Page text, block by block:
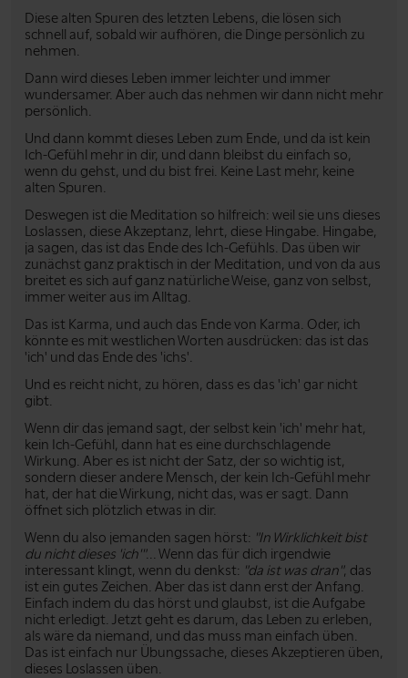
Diese alten Spuren des letzten Lebens, die lösen sich
schnell auf, sobald wir aufhören, die Dinge persönlich zu
nehmen.
Dann wird dieses Leben immer leichter und immer
wundersamer. Aber auch das nehmen wir dann nicht mehr
persönlich.
Und dann kommt dieses Leben zum Ende, und da ist kein
Ich-Gefühl mehr in dir, und dann bleibst du einfach so,
wenn du gehst, und du bist frei. Keine Last mehr, keine
alten Spuren.
Deswegen ist die Meditation so hilfreich: weil sie uns dieses
Loslassen, diese Akzeptanz, lehrt, diese Hingabe. Hingabe,
ja sagen, das ist das Ende des Ich-Gefühls. Das üben wir
zunächst ganz praktisch in der Meditation, und von da aus
breitet es sich auf ganz natürliche Weise, ganz von selbst,
immer weiter aus im Alltag.
Das ist Karma, und auch das Ende von Karma. Oder, ich
könnte es mit westlichen Worten ausdrücken: das ist das
'ich' und das Ende des 'ichs'.
Und es reicht nicht, zu hören, dass es das 'ich' gar nicht
gibt.
Wenn dir das jemand sagt, der selbst kein 'ich' mehr hat,
kein Ich-Gefühl, dann hat es eine durchschlagende
Wirkung. Aber es ist nicht der Satz, der so wichtig ist,
sondern dieser andere Mensch, der kein Ich-Gefühl mehr
hat, der hat die Wirkung, nicht das, was er sagt. Dann
öffnet sich plötzlich etwas in dir.
Wenn du also jemanden sagen hörst: "In Wirklichkeit bist
du nicht dieses 'ich'"... Wenn das für dich irgendwie
interessant klingt, wenn du denkst: "da ist was dran", das
ist ein gutes Zeichen. Aber das ist dann erst der Anfang.
Einfach indem du das hörst und glaubst, ist die Aufgabe
nicht erledigt. Jetzt geht es darum, das Leben zu erleben,
als wäre da niemand, und das muss man einfach üben.
Das ist einfach nur Übungssache, dieses Akzeptieren üben,
dieses Loslassen üben.